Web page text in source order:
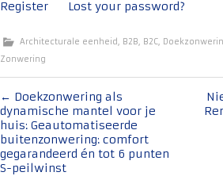
Register Lost your password?
Architecturale eenheid, B2B, B2C,
Zonwering
Bericht
navigatie
← Doekzonwering als
dynamische mantel voor je
huis: Geautomatiseerde
buitenzonwering: comfort
gegarandeerd én tot 6 punten
S-peilwinst